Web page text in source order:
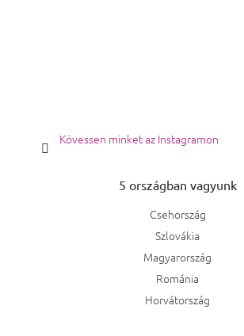
Kövessen minket az Instagramon
5 országban vagyunk
Csehország
Szlovákia
Magyarország
Románia
Horvátország